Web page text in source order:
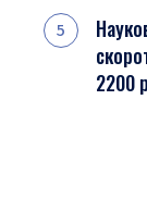
2200